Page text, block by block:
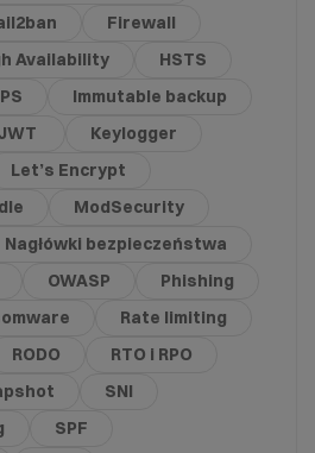
Firewall
Availability
HSTS
Immutable backup
Keylogger
Let’s Encrypt
ModSecurity
Nagłówki bezpieczeństwa
OWASP
Phishing
Rate limiting
RODO
RTO i RPO
SNI
SPF